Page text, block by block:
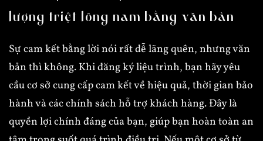
lượng triệt lông nam bằng văn bản
Sự cam kết bằng lời nói rất dễ lãng quên, nhưng văn
bản thì không. Khi đăng ký liệu trình, bạn hãy yêu
cầu cơ sở cung cấp cam kết về hiệu quả, thời gian bảo
hành và các chính sách hỗ trợ khách hàng. Đây là
quyền lợi chính đáng của bạn, giúp bạn hoàn toàn an